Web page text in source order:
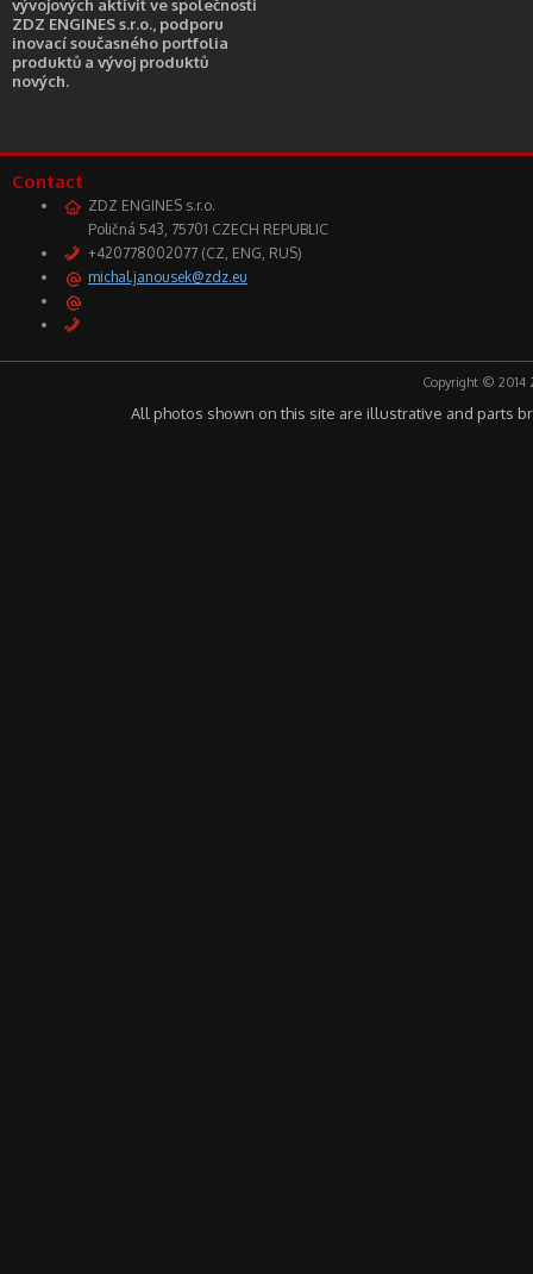
vývojových aktivit ve společnosti
ZDZ ENGINES s.r.o., podporu
inovací současného portfolia
produktů a vývoj produktů
nových.
Contact
ZDZ ENGINES s.r.o.
Poličná 543, 75701 CZECH REPUBLIC
+420778002077 (CZ, ENG, RUS)
michal.janousek@zdz.eu
Copyright © 2014
All photos shown on this site are illustrative and parts